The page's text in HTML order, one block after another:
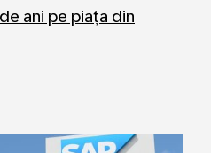
ani pe piața din